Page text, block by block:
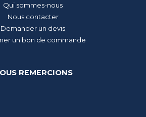
Qui sommes-nous
Nous contacter
Demander un devis
un bon de commande
REMERCIONS